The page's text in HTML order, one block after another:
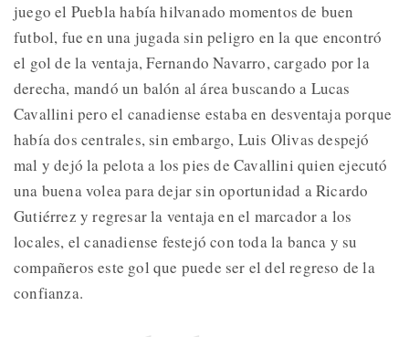
juego el Puebla había hilvanado momentos de buen
futbol, fue en una jugada sin peligro en la que encontró
el gol de la ventaja, Fernando Navarro, cargado por la
derecha, mandó un balón al área buscando a Lucas
Cavallini pero el canadiense estaba en desventaja porque
había dos centrales, sin embargo, Luis Olivas despejó
mal y dejó la pelota a los pies de Cavallini quien ejecutó
una buena volea para dejar sin oportunidad a Ricardo
Gutiérrez y regresar la ventaja en el marcador a los
locales, el canadiense festejó con toda la banca y su
compañeros este gol que puede ser el del regreso de la
confianza.